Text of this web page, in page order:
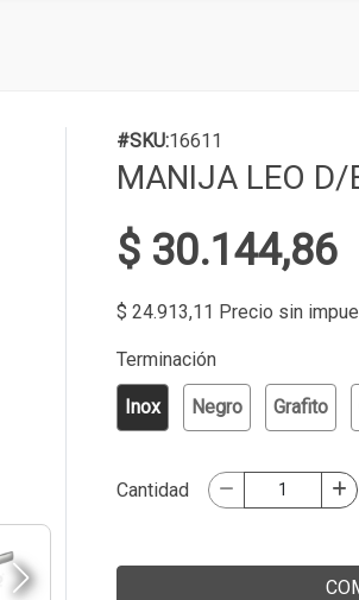
#SKU:16611
MANIJA LEO
$ 30.144,86
$ 24.913,11 Precio sin
Terminación
Inox Negro Grafito
Cantidad